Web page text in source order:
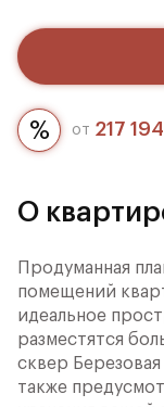
от 217
О
Продуманная
помещений
идеальное
разместятся
сквер
также